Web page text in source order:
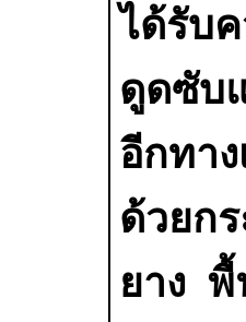
ได้รับ
ดูดซับ
อีกทา
ด้วยก
ยาง พื้